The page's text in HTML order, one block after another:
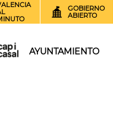
GOBIERNO
ABIERTO
AYUNTAMIENTO